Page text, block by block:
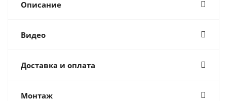
Описание
Видео
Доставка и оплата
Монтаж